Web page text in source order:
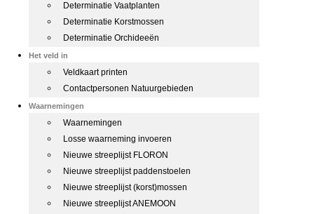
Determinatie Vaatplanten
Determinatie Korstmossen
Determinatie Orchideeën
Het veld in
Veldkaart printen
Contactpersonen Natuurgebieden
Waarnemingen
Waarnemingen
Losse waarneming invoeren
Nieuwe streeplijst FLORON
Nieuwe streeplijst paddenstoelen
Nieuwe streeplijst (korst)mossen
Nieuwe streeplijst ANEMOON